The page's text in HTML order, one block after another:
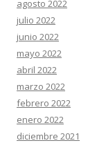
agosto 2022
julio 2022
junio 2022
mayo 2022
abril 2022
marzo 2022
febrero 2022
enero 2022
diciembre 2021